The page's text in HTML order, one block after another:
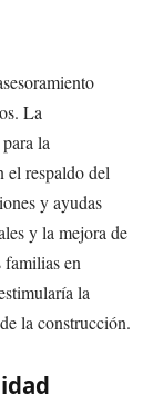
La
la
el respaldo del
y ayudas
y la mejora de
familias en
la
la construcción.